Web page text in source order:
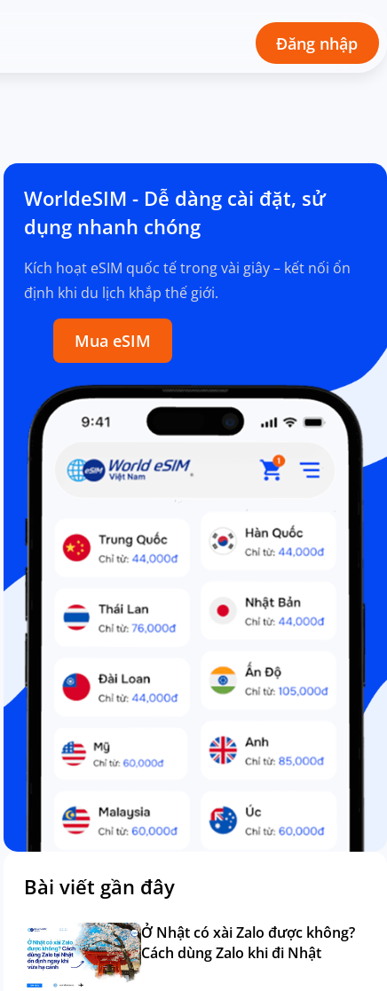
Đăng nhập
WorldeSIM - Dễ dàng cài đặt, sử
dụng nhanh chóng
Kích hoạt eSIM quốc tế trong vài giây – kết nối ổn
định khi du lịch khắp thế giới.
Mua eSIM
Bài viết gần đây
Ở Nhật có xài Zalo được không?
Cách dùng Zalo khi đi Nhật